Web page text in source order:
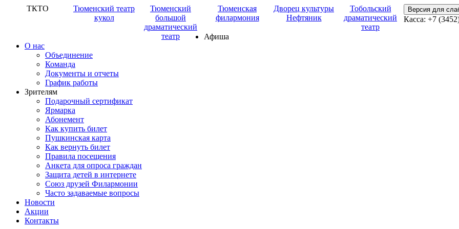
ТКТО
Тюменский театр
кукол
Тюменский
большой
драматический
театр
Тюменская
филармония
Дворец культуры
Нефтяник
Тобольский
драматический
театр
Версия для
Касса: +7
Афиша
О нас
Объединение
Команда
Документы и отчеты
График работы
Зрителям
Подарочный сертификат
Ярмарка
Абонемент
Как купить билет
Пушкинская карта
Как вернуть билет
Правила посещения
Анкета для опроса граждан
Защита детей в интернете
Союз друзей Филармонии
Часто задаваемые вопросы
Новости
Акции
Контакты